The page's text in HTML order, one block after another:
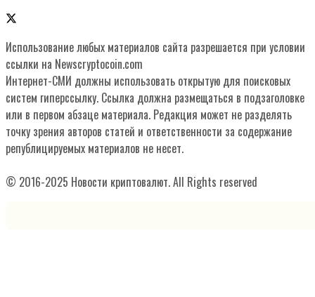
Использование любых материалов сайта разрешается при условии
ссылки на Newscryptocoin.com
Интернет-СМИ должны использовать открытую для поисковых
систем гиперссылку. Ссылка должна размещаться в подзаголовке
или в первом абзаце материала. Редакция может не разделять
точку зрения авторов статей и ответственности за содержание
републицируемых материалов не несет.
© 2016-2025 Новости криптовалют. All Rights reserved